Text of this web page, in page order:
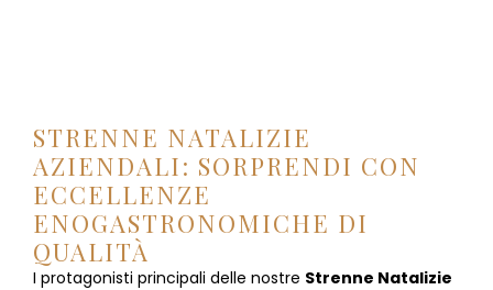
STRENNE NATALIZIE
AZIENDALI: SORPRENDI CON
ECCELLENZE
ENOGASTRONOMICHE DI
QUALITÀ
I protagonisti principali delle nostre Strenne Natalizie